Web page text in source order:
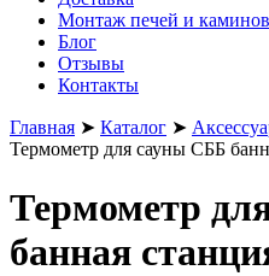
Монтаж печей и каминов
Блог
Отзывы
Контакты
Главная ➤ Каталог ➤
Термометр для сауны СББ
Термометр
банная